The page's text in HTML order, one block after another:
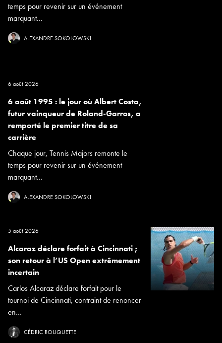
temps pour revenir sur un événement
marquant...
ALEXANDRE SOKOLOWSKI
6 août 2026
6 août 1995 : le jour où Albert Costa,
futur vainqueur de Roland-Garros, a
remporté le premier titre de sa
carrière
Chaque jour, Tennis Majors remonte le
temps pour revenir sur un événement
marquant...
ALEXANDRE SOKOLOWSKI
5 août 2026
Alcaraz déclare forfait à Cincinnati ;
son retour à l’US Open extrêmement
incertain
Carlos Alcaraz déclare forfait pour le
tournoi de Cincinnati, contraint de renoncer
en...
CÉDRIC ROUQUETTE